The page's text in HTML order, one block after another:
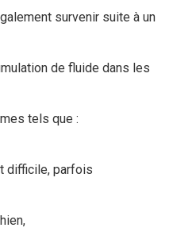
survenir suite à un
de fluide dans les
tels que :
difficile, parfois